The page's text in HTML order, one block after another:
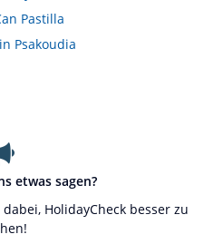
Pastilla
Psakoudia
etwas sagen?
HolidayCheck besser zu